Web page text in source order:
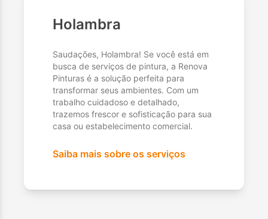
Holambra
Saudações, Holambra! Se você está em
busca de serviços de pintura, a Renova
Pinturas é a solução perfeita para
transformar seus ambientes. Com um
trabalho cuidadoso e detalhado,
trazemos frescor e sofisticação para sua
casa ou estabelecimento comercial.
Saiba mais sobre os serviços